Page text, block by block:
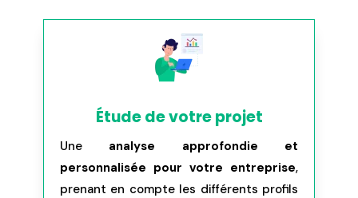
Étude de votre projet
Une analyse approfondie et
personnalisée pour votre entreprise,
prenant en compte les différents profils